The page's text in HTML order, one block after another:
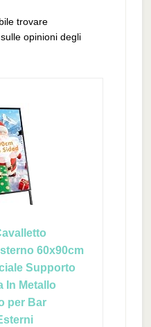
trovare
opinioni degli
60x90cm
Supporto
In Metallo
per Bar